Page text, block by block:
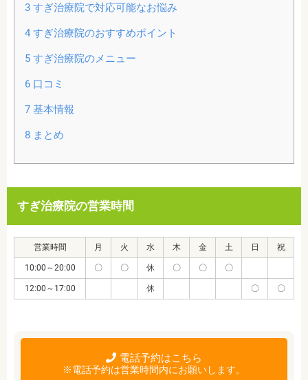
3すぎ治療院で対応可能なお悩み
4すぎ治療院のおすすめポイント
5すぎ治療院のメニュー
6口コミ
7基本情報
8まとめ
すぎ治療院の営業時間
営業時間 月 火 水 木 金 土 日 祝
10:00～20:00 〇 〇 休 〇 〇 〇
12:00～17:00 休 〇 〇
電話予約はこちら
※電話予約は営業時間内にお願いします。